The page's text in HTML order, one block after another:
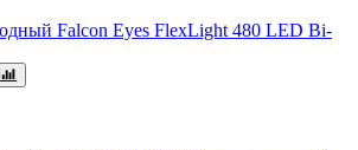
Falcon Eyes FlexLight 480 LED Bi-